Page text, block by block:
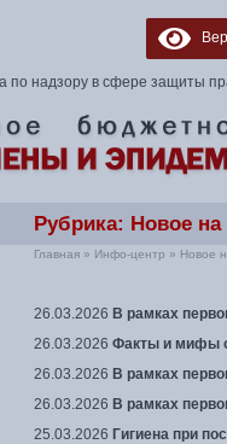
по надзору в сфере защиты
Рубрика: Новое на
Главная » Инфо-центр » Новое
26.03.2026 В рамках
26.03.2026 Факты и мифы
26.03.2026 В рамках
26.03.2026 В рамках
25.03.2026 Гигиена при